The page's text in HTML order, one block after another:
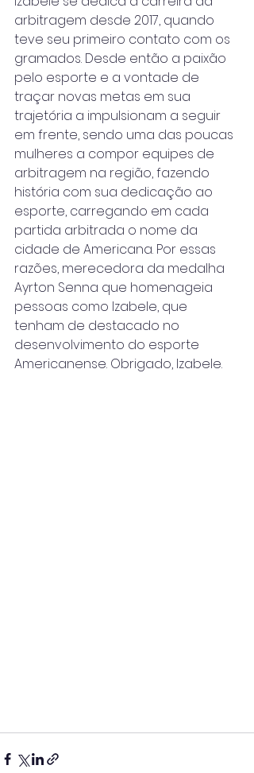
arbitragem desde 2017, quando
teve seu primeiro contato com os
gramados. Desde então a paixão
pelo esporte e a vontade de
traçar novas metas em sua
trajetória a impulsionam a seguir
em frente, sendo uma das poucas
mulheres a compor equipes de
arbitragem na região, fazendo
história com sua dedicação ao
esporte, carregando em cada
partida arbitrada o nome da
cidade de Americana. Por essas
razões, merecedora da medalha
Ayrton Senna que homenageia
pessoas como Izabele, que
tenham de destacado no
desenvolvimento do esporte
Americanense. Obrigado, Izabele.